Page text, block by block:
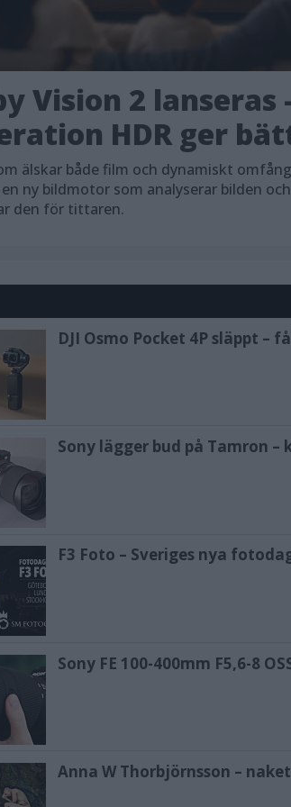
Vision 2 lanseras
HDR ger
älskar både film och dynamiskt
ny bildmotor som analyserar bilden
den för tittaren.
DJI Osmo Pocket 4P släppt –
Sony lägger bud på Tamron
F3 Foto – Sveriges nya
Sony FE 100-400mm F5,6-8
Anna W Thorbjörnsson –